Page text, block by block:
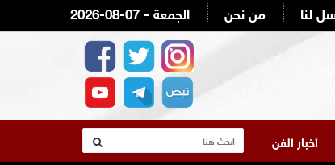
2026-08-07 - الجمعة من نحن لنا
أخبار الفن